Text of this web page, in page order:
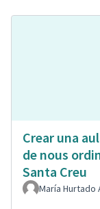
Crear una
de nous
Santa Creu
María Hurtado